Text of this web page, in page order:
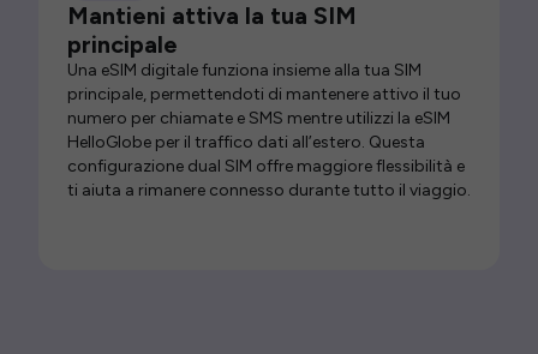
Mantieni attiva la tua SIM
principale
Una eSIM digitale funziona insieme alla tua SIM
principale, permettendoti di mantenere attivo il tuo
numero per chiamate e SMS mentre utilizzi la eSIM
HelloGlobe per il traffico dati all’estero. Questa
configurazione dual SIM offre maggiore flessibilità e
ti aiuta a rimanere connesso durante tutto il viaggio.